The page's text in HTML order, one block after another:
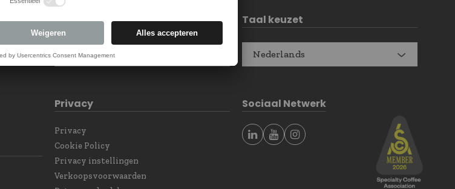
Land keuzel
Land veranderen
Privacy
Privacy
Cookie Policy
Privacy instellingen
Verkoopsvoorwaarden
Taal keuzet
Nederlands
Sociaal Netwerk